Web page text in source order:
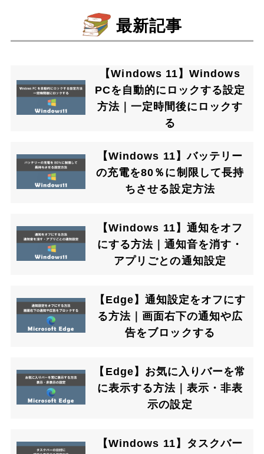
最新記事
【Windows 11】Windows
PCを自動的にロックする設定
方法｜一定時間後にロックす
る
【Windows 11】バッテリー
の充電を80％に制限して長持
ちさせる設定方法
【Windows 11】通知をオフ
にする方法｜通知音を消す・
アプリごとの通知設定
【Edge】通知設定をオフにす
る方法｜画面右下の通知や広
告をブロックする
【Edge】お気に入りバーを常
に表示する方法｜表示・非表
示の設定
【Windows 11】タスクバー